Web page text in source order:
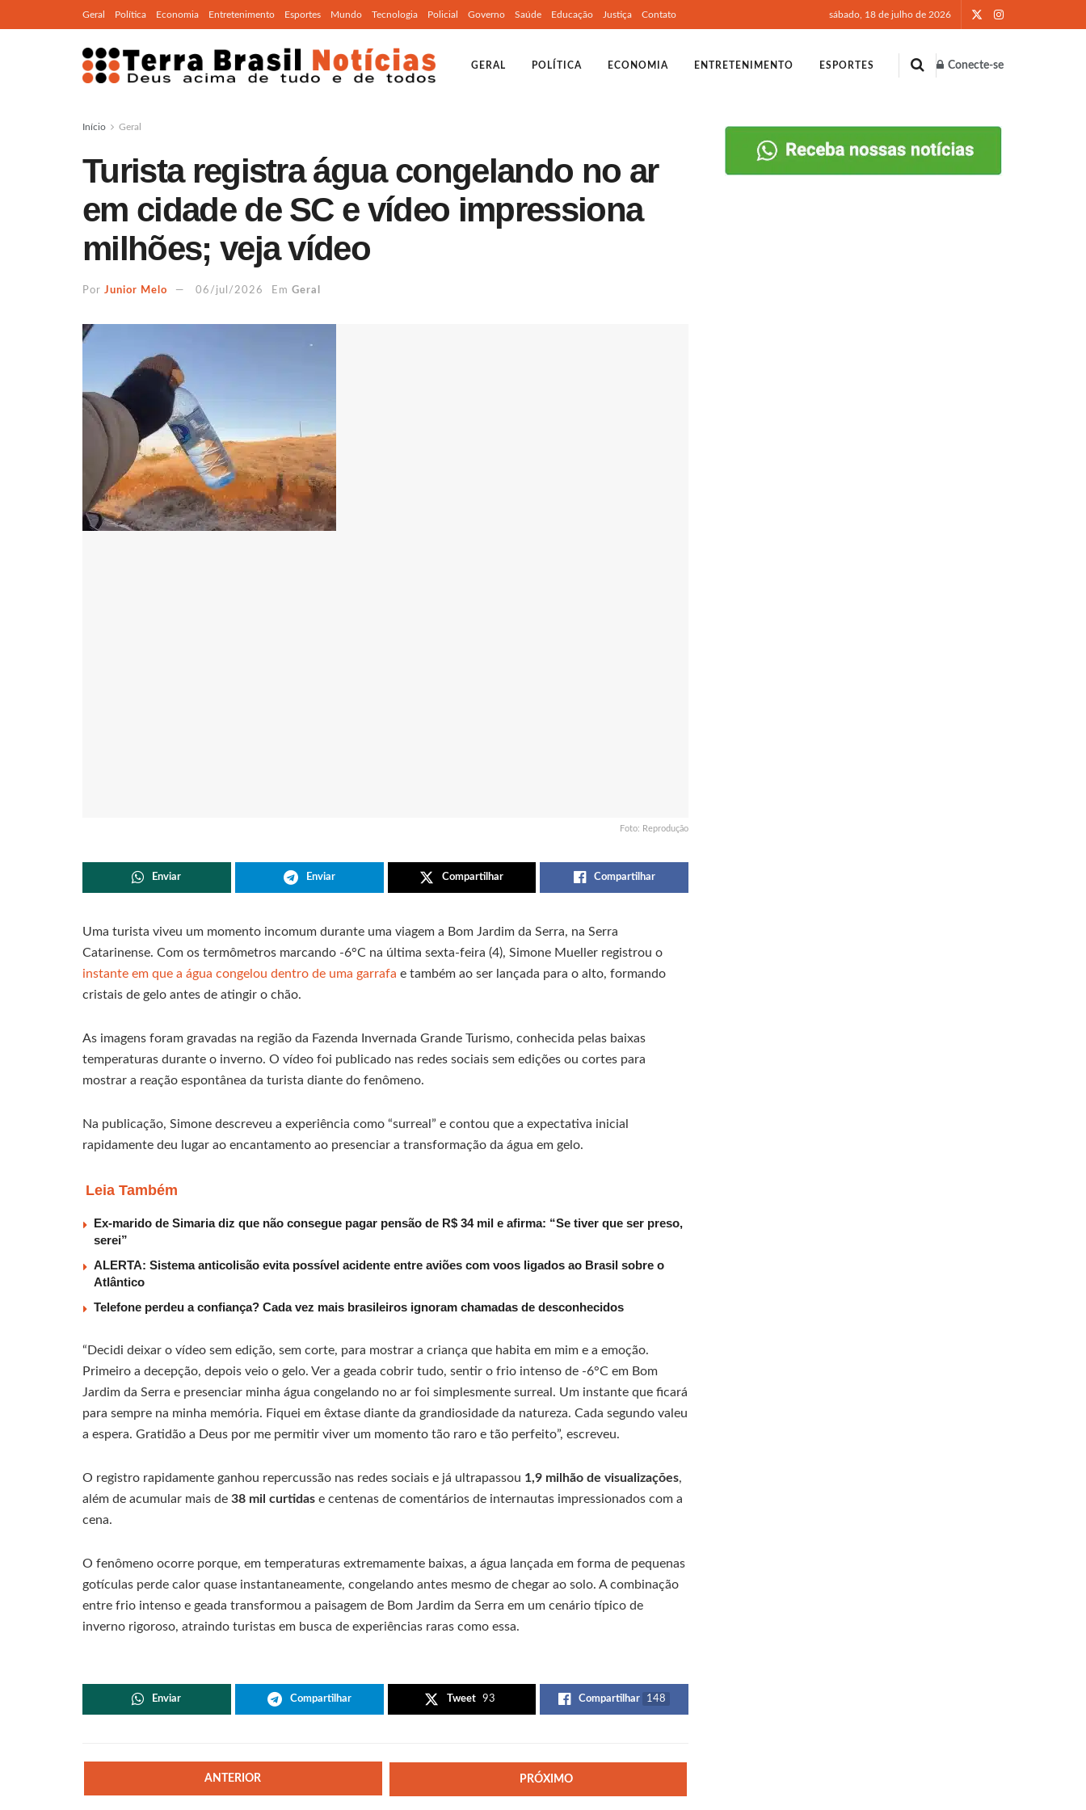
Geral Política Economia Entretenimento Esportes Mundo Tecnologia Policial Governo Saúde Educação Justiça Contato sábado, 18 de julho de 2026
GERAL POLÍTICA ECONOMIA ENTRETENIMENTO ESPORTES Conecte-se
Início Geral
Turista registra água congelando no ar
em cidade de SC e vídeo impressiona
milhões; veja vídeo
Por Junior Melo 06/jul/2026 Em Geral
Foto: Reprodução
Enviar Enviar Compartilhar Compartilhar
Uma turista viveu um momento incomum durante uma viagem a Bom Jardim da Serra, na Serra
Catarinense. Com os termômetros marcando -6°C na última sexta-feira (4), Simone Mueller registrou o
instante em que a água congelou dentro de uma garrafa e também ao ser lançada para o alto, formando
cristais de gelo antes de atingir o chão.
As imagens foram gravadas na região da Fazenda Invernada Grande Turismo, conhecida pelas baixas
temperaturas durante o inverno. O vídeo foi publicado nas redes sociais sem edições ou cortes para
mostrar a reação espontânea da turista diante do fenômeno.
Na publicação, Simone descreveu a experiência como “surreal” e contou que a expectativa inicial
rapidamente deu lugar ao encantamento ao presenciar a transformação da água em gelo.
Leia Também
Ex-marido de Simaria diz que não consegue pagar pensão de R$ 34 mil e afirma: “Se tiver que ser preso,
serei”
ALERTA: Sistema anticolisão evita possível acidente entre aviões com voos ligados ao Brasil sobre o
Atlântico
Telefone perdeu a confiança? Cada vez mais brasileiros ignoram chamadas de desconhecidos
“Decidi deixar o vídeo sem edição, sem corte, para mostrar a criança que habita em mim e a emoção.
Primeiro a decepção, depois veio o gelo. Ver a geada cobrir tudo, sentir o frio intenso de -6°C em Bom
Jardim da Serra e presenciar minha água congelando no ar foi simplesmente surreal. Um instante que ficará
para sempre na minha memória. Fiquei em êxtase diante da grandiosidade da natureza. Cada segundo valeu
a espera. Gratidão a Deus por me permitir viver um momento tão raro e tão perfeito”, escreveu.
O registro rapidamente ganhou repercussão nas redes sociais e já ultrapassou 1,9 milhão de visualizações,
além de acumular mais de 38 mil curtidas e centenas de comentários de internautas impressionados com a
cena.
O fenômeno ocorre porque, em temperaturas extremamente baixas, a água lançada em forma de pequenas
gotículas perde calor quase instantaneamente, congelando antes mesmo de chegar ao solo. A combinação
entre frio intenso e geada transformou a paisagem de Bom Jardim da Serra em um cenário típico de
inverno rigoroso, atraindo turistas em busca de experiências raras como essa.
Enviar Compartilhar Tweet 93 Compartilhar 148
ANTERIOR PRÓXIMO